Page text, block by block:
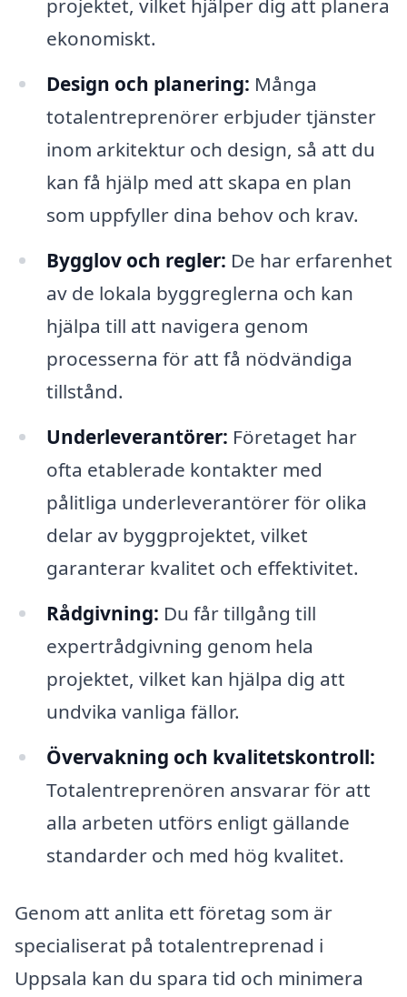
projektet, vilket hjälper dig att planera
ekonomiskt.
Design och planering: Många
totalentreprenörer erbjuder tjänster
inom arkitektur och design, så att du
kan få hjälp med att skapa en plan
som uppfyller dina behov och krav.
Bygglov och regler: De har erfarenhet
av de lokala byggreglerna och kan
hjälpa till att navigera genom
processerna för att få nödvändiga
tillstånd.
Underleverantörer: Företaget har
ofta etablerade kontakter med
pålitliga underleverantörer för olika
delar av byggprojektet, vilket
garanterar kvalitet och effektivitet.
Rådgivning: Du får tillgång till
expertrådgivning genom hela
projektet, vilket kan hjälpa dig att
undvika vanliga fällor.
Övervakning och kvalitetskontroll:
Totalentreprenören ansvarar för att
alla arbeten utförs enligt gällande
standarder och med hög kvalitet.
Genom att anlita ett företag som är
specialiserat på totalentreprenad i
Uppsala kan du spara tid och minimera